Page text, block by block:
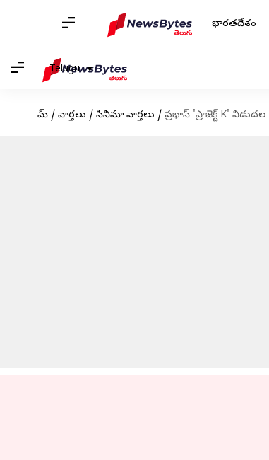
భారతదేశం
Telugu
హోమ్ / వార్తలు / సినిమా వార్తలు / ప్రభాస్ 'ప్రాజెక్ట్ K'